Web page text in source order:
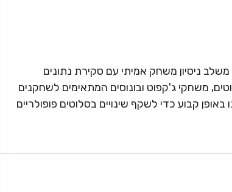
צוות העריכה של Live Casinos Israel משלב ניסיון משחק אמיתי עם סקירת נתונים
משחקי ג'קפוט ובונוסים המתאימים לשחקנים
קבוע כדי לשקף שינויים בסלוטים פופולריים